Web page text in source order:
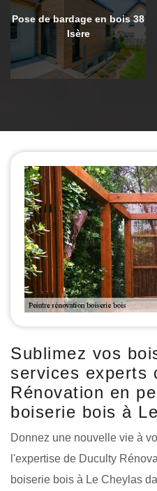
Pose de bardage en bois 38
Isère
Sublimez vos
services experts
Rénovation en
boiserie bois à
Donnez une nouvelle vie à
l'expertise de Duculty
boiserie bois à Le Cheylas